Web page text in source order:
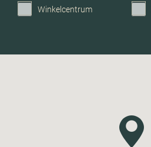
Winkelcentrum